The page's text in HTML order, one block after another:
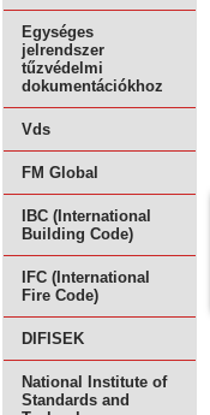
Egységes
jelrendszer
tűzvédelmi
dokumentációkhoz
Vds
FM Global
IBC (International
Building Code)
IFC (International
Fire Code)
DIFISEK
National Institute of
Standards and